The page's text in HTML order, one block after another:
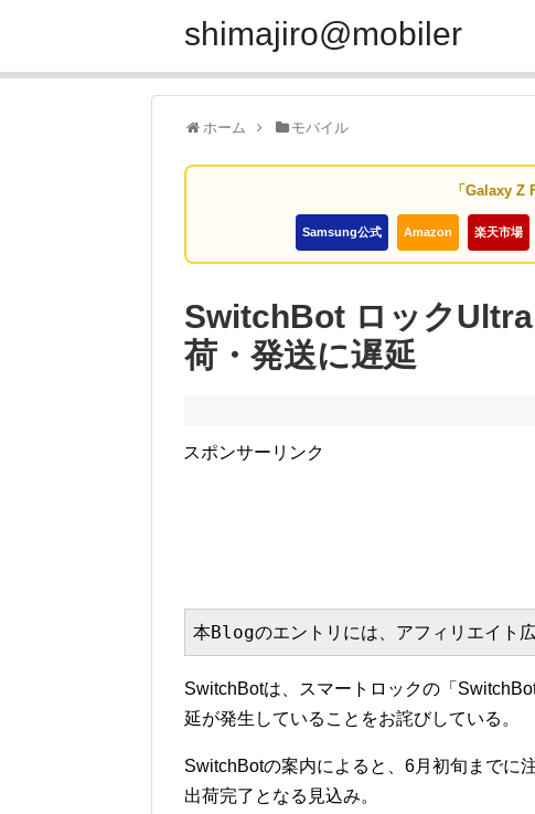
shimajiro@mobiler
ホーム モバイル
「Galaxy Z
Samsung公式 Amazon 楽天市場
SwitchBot ロック
荷・発送に遅延
スポンサーリンク
本Blogのエントリには、アフィリエイト広
SwitchBotは、スマートロックの「
延が発生していることをお詫びしている。
SwitchBotの案内によると、6月初旬までに
出荷完了となる見込み。